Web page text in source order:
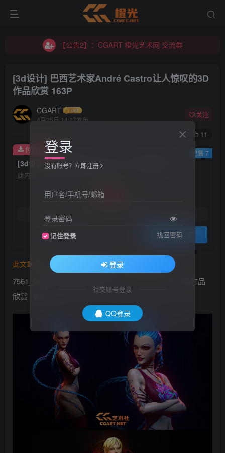
【公告2】：CGART 橙光艺术网 交流群
【公告2】：CGART 橙光艺术网 交流群
[3d设计] 巴西艺术家André Castro让人惊叹的3D
作品欣赏 163P
CGART
4月25日 14:17发布
关注
60 11
此内容为付费资源，请付费后查看
30
黄金会员
免费
登录购买
付费资源 已售 7
此文章由 橙光艺术网(www.cgart.net)
7561_[3d设计] 巴西艺术家André Castro让人惊叹的3D作品
欣赏 163P
登录
没有账号？立即注册
用户名/手机号/邮箱
登录密码
记住登录 找回密码
登录
社交账号登录
QQ登录